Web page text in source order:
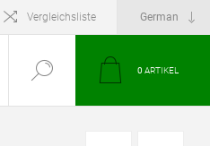
Vergleichsliste
0 ARTIKEL